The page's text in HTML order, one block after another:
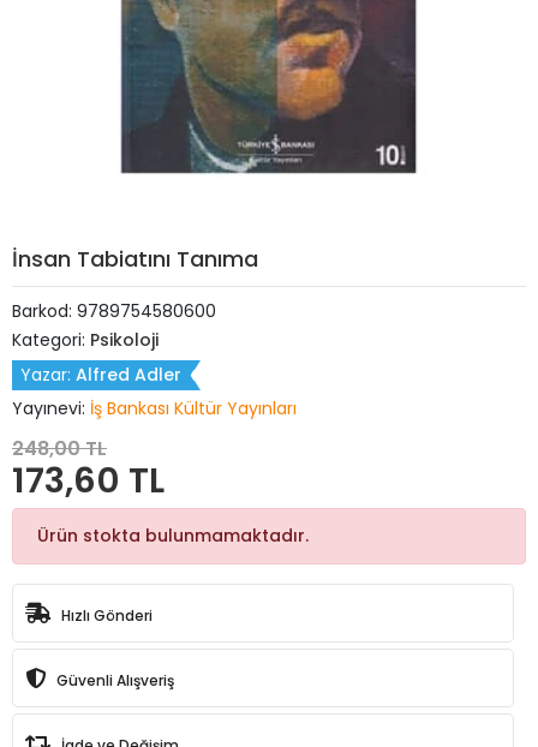
İnsan Tabiatını Tanıma
Barkod: 9789754580600
Kategori: Psikoloji
Yazar: Alfred Adler
Yayınevi: İş Bankası Kültür Yayınları
248,00 TL
173,60 TL
Ürün stokta bulunmamaktadır.
Hızlı Gönderi
Güvenli Alışveriş